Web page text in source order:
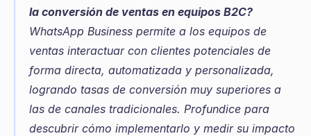
la conversión de ventas en equipos B2C?
WhatsApp Business permite a los equipos de
ventas interactuar con clientes potenciales de
forma directa, automatizada y personalizada,
logrando tasas de conversión muy superiores a
las de canales tradicionales. Profundice para
descubrir cómo implementarlo y medir su impacto